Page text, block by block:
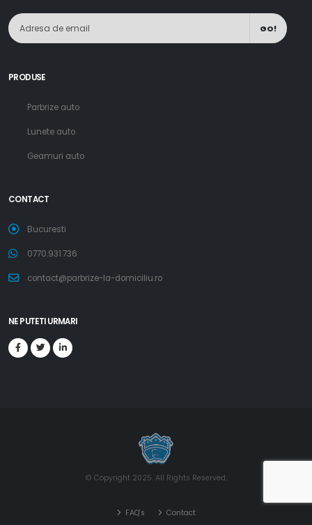
GO!
PRODUSE
Parbrize auto
Lunete auto
Geamuri auto
CONTACT
Bucuresti
0770.931.736
contact@parbrize-la-domiciliu.ro
NE PUTETI URMARI
© Copyright 2025. All Rights Reserved.
FAQ's Contact